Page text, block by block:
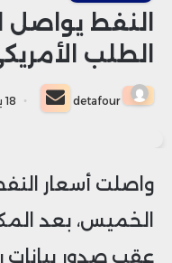
النفط يواصل
الطلب
detafour
أرسل
بريدا
18 يوليو 2024
واصلت أسعار
الخميس، بعد
عقب صدور